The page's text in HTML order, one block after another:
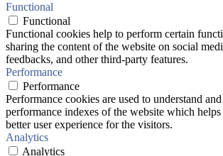
Functional
Functional
Functional cookies help to perform certain
sharing the content of the website on social
feedbacks, and other third-party features.
Performance
Performance
Performance cookies are used to understand
performance indexes of the website which
better user experience for the visitors.
Analytics
Analytics